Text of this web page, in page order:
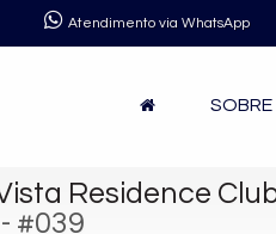
Atendimento via WhatsApp
SOBRE
Residence
- #039